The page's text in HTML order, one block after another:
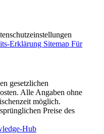
Erklärung Sitemap Für
gesetzlichen
Alle Angaben ohne
möglich.
Preise des
Hub